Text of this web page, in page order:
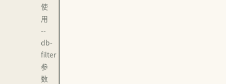
使
用
--
db-
filter
参
数